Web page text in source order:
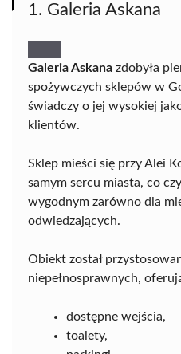
1. Galeria Askana
Galeria Askana zdobyła
spożywczych sklepów w
świadczy o jej wysokiej
klientów.
Sklep mieści się przy Alei
samym sercu miasta, co
wygodnym zarówno dla
odwiedzających.
Obiekt został
niepełnosprawnych,
dostępne wejścia,
toalety,